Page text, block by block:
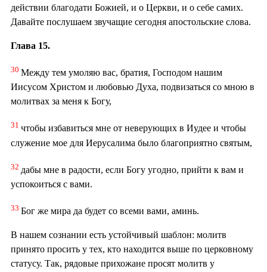
действии благодати Божией, и о Церкви, и о себе самих.
Давайте послушаем звучащие сегодня апостольские слова.
Глава 15.
30 Между тем умоляю вас, братия, Господом нашим
Иисусом Христом и любовью Духа, подвизаться со мною в
молитвах за меня к Богу,
31 чтобы избавиться мне от неверующих в Иудее и чтобы
служение мое для Иерусалима было благоприятно святым,
32 дабы мне в радости, если Богу угодно, прийти к вам и
успокоиться с вами.
33 Бог же мира да будет со всеми вами, аминь.
В нашем сознании есть устойчивый шаблон: молитв
принято просить у тех, кто находится выше по церковному
статусу. Так, рядовые прихожане просят молитв у